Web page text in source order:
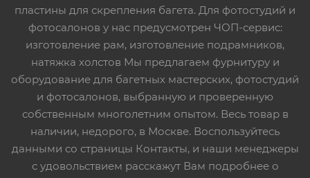
пластины для скрепления багета. Для фотостудий и
фотосалонов у нас предусмотрен ЧОП-сервис:
изготовление рам, изготовление подрамников,
натяжка холстов Мы предлагаем фурнитуру и
оборудование для багетных мастерских, фотостудий
и фотосалонов, выбранную и проверенную
собственным многолетним опытом. Весь товар в
наличии, недорого, в Москве. Воспользуйтесь
данными со страницы Контакты, и наши менеджеры
с удовольствием расскажут Вам подробнее о